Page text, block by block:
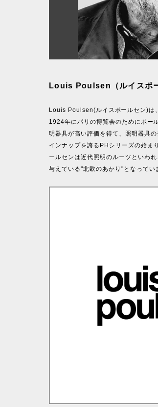
Louis Poulsen（ルイスポ
Louis Poulsen(ルイスポールセン)は
1924年にパリの博覧会のためにポー
明器具が高い評価を得て、照明器具
インナップを誇るPHシリーズの始ま
ールセンは近代照明のルーツといわ
与えている"北欧のあかり"となってい